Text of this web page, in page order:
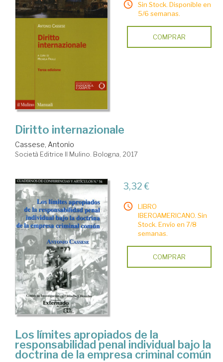
Sin Stock. Disponible en
5/6 semanas.
COMPRAR
Diritto internazionale
Cassese, Antonio
Società Editrice Il Mulino. Bologna, 2017
3,32 €
LIBRO
IBEROAMERICANO. Sin
Stock. Envío en 7/8
semanas.
COMPRAR
Los límites apropiados de la
responsabilidad penal individual bajo la
doctrina de la empresa criminal común